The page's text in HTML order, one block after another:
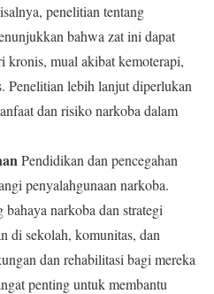
penelitian tentang
bahwa zat ini dapat
kronis, mual akibat kemoterapi,
Penelitian lebih lanjut diperlukan
dan risiko narkoba dalam
Pendidikan dan pencegahan
penyalahgunaan narkoba.
narkoba dan strategi
di sekolah, komunitas, dan
dan rehabilitasi bagi mereka
penting untuk membantu